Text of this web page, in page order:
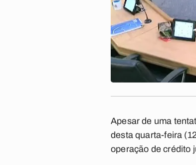
Apesar de uma
desta quarta-feira
operação de crédito